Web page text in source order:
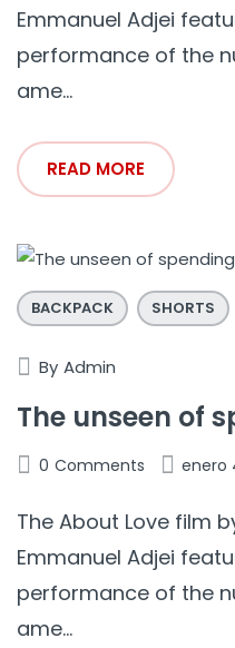
Emmanuel Adjei
performance of the
ame...
READ MORE
BACKPACK SHORTS
By Admin
The unseen of
0 Comments enero
The About Love film
Emmanuel Adjei
performance of the
ame...